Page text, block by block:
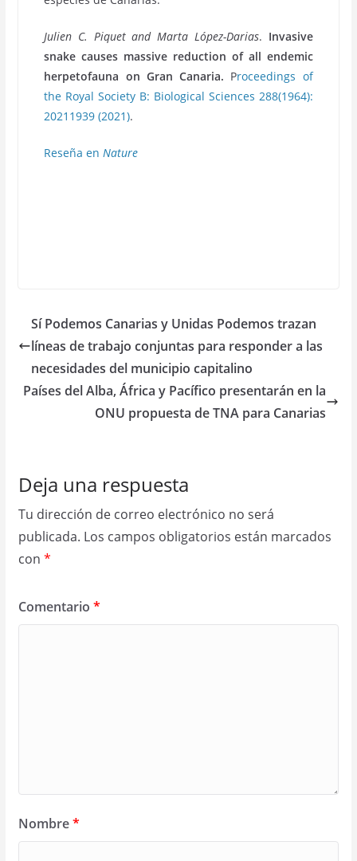
Julien C. Piquet and Marta López-Darias. Invasive
snake causes massive reduction of all endemic
herpetofauna on Gran Canaria. Proceedings of
the Royal Society B: Biological Sciences 288(1964):
20211939 (2021).
Reseña enNature
Sí Podemos Canarias y Unidas Podemos trazan
líneas de trabajo conjuntas para responder a las
necesidades del municipio capitalino
Países del Alba, África y Pacífico presentarán en la
ONU propuesta de TNA para Canarias
Deja una respuesta
Tu dirección de correo electrónico no será
publicada. Los campos obligatorios están marcados
con *
Comentario *
Nombre*